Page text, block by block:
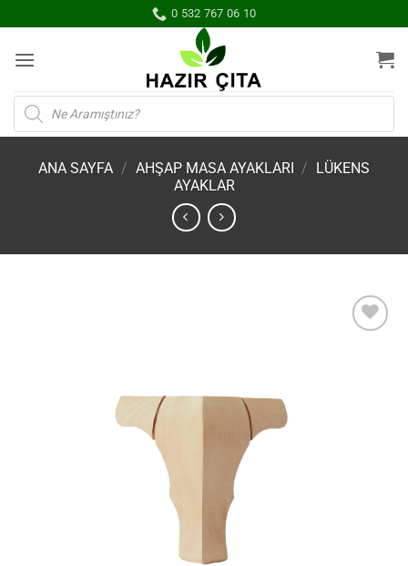
atla
0 532 767 06 10
Products
search
ANA SAYFA / AHŞAP MASA AYAKLARI / LÜKENS
AYAKLAR